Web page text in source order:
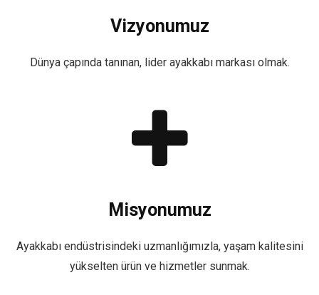
Vizyonumuz
Dünya çapında tanınan, lider ayakkabı markası olmak.
Misyonumuz
Ayakkabı endüstrisindeki uzmanlığımızla, yaşam kalitesini
yükselten ürün ve hizmetler sunmak.